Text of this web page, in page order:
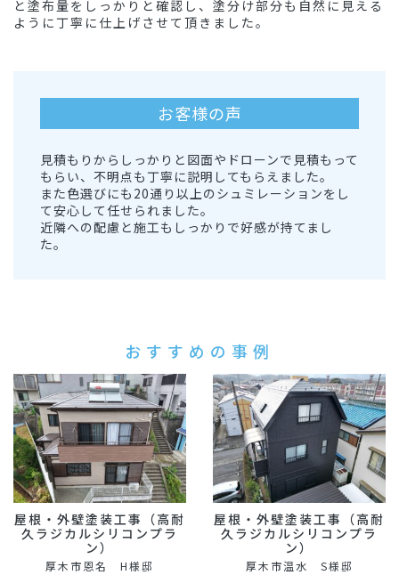
と塗布量をしっかりと確認し、塗分け部分も自然に見える
ように丁寧に仕上げさせて頂きました。
お客様の声
見積もりからしっかりと図面やドローンで見積もって
もらい、不明点も丁寧に説明してもらえました。
また色選びにも20通り以上のシュミレーションをし
て安心して任せられました。
近隣への配慮と施工もしっかりで好感が持てまし
た。
おすすめの事例
屋根・外壁塗装工事（高耐
久ラジカルシリコンプラ
ン）
厚木市恩名 H様邸
屋根・外壁塗装工事（高耐
久ラジカルシリコンプラ
ン）
厚木市温水 S様邸